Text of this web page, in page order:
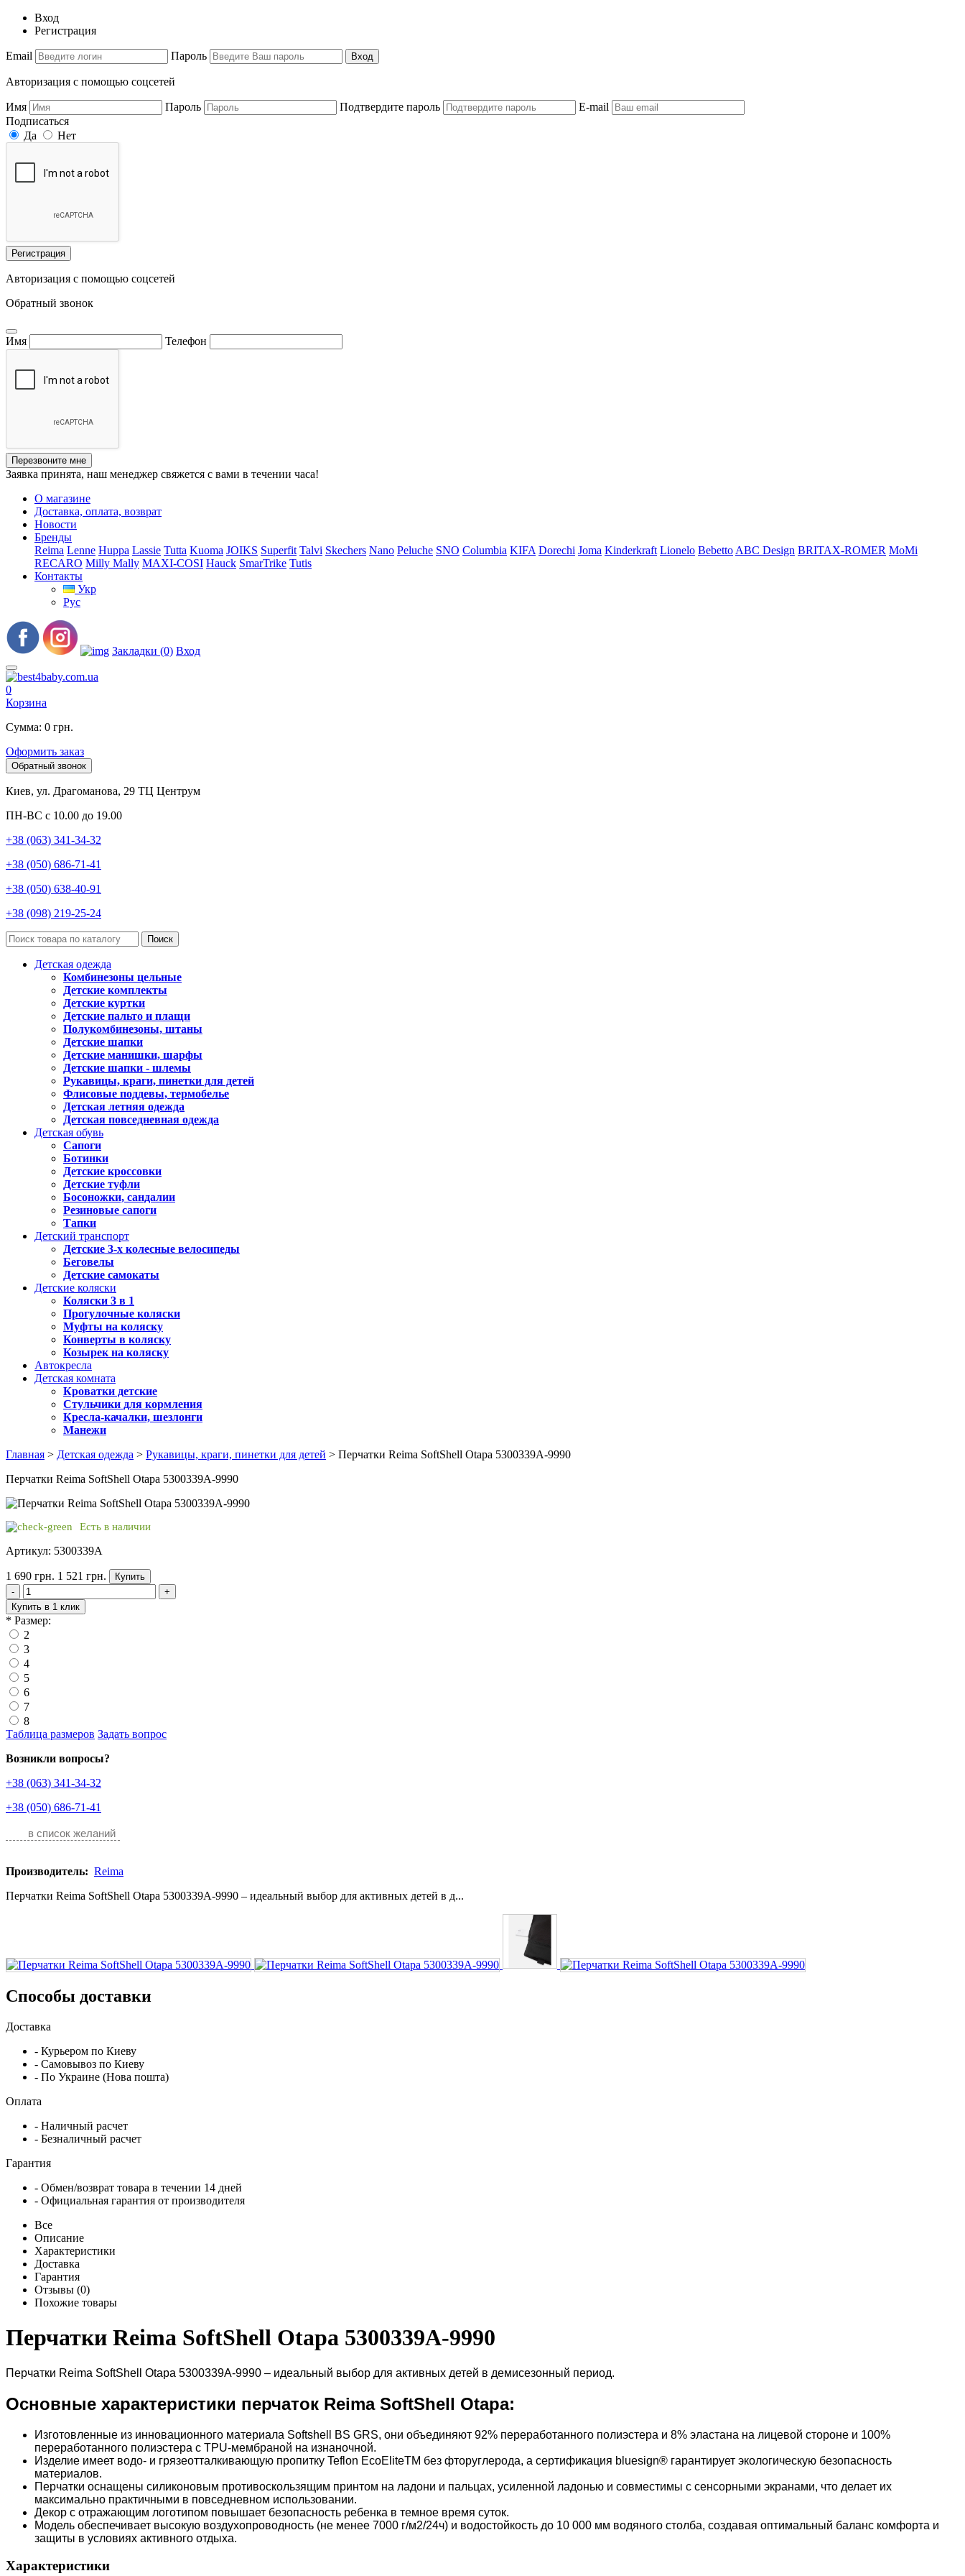
Вход
Регистрация
Email Пароль Вход
Авторизация с помощью соцсетей
Имя Пароль Подтвердите пароль
E-mail
Подписаться
Да
Нет
Регистрация
Авторизация с помощью соцсетей
Обратный звонок
Имя Телефон
Перезвоните мне
Заявка принята, наш менеджер свяжется с вами в течении часа!
О магазине
Доставка, оплата, возврат
Новости
Бренды
Reima Lenne Huppa Lassie Tutta Kuoma JOIKS Superfit Talvi Skechers Nano Peluche SNO Columbia KIFA Dorechi Joma Kinderkraft Lionelo Bebetto ABC Design BRITAX-ROMER MoMi
RECARO Milly Mally MAXI-COSI Hauck SmarTrike Tutis
Контакты
Укр
Рус
Закладки (0) Вход
0
Корзина
Сумма: 0 грн.
Оформить заказ
Обратный звонок
Киев, ул. Драгоманова, 29 ТЦ Центрум
ПН-ВС с 10.00 до 19.00
+38 (063) 341-34-32
+38 (050) 686-71-41
+38 (050) 638-40-91
+38 (098) 219-25-24
Поиск
Детская одежда
Комбинезоны цельные
Детские комплекты
Детские куртки
Детские пальто и плащи
Полукомбинезоны, штаны
Детские шапки
Детские манишки, шарфы
Детские шапки - шлемы
Рукавицы, краги, пинетки для детей
Флисовые поддевы, термобелье
Детская летняя одежда
Детская повседневная одежда
Детская обувь
Сапоги
Ботинки
Детские кроссовки
Детские туфли
Босоножки, сандалии
Резиновые сапоги
Тапки
Детский транспорт
Детские 3-х колесные велосипеды
Беговелы
Детские самокаты
Детские коляски
Коляски 3 в 1
Прогулочные коляски
Муфты на коляску
Конверты в коляску
Козырек на коляску
Автокресла
Детская комната
Кроватки детские
Стульчики для кормления
Кресла-качалки, шезлонги
Манежи
Главная > Детская одежда > Рукавицы, краги, пинетки для детей > Перчатки Reima SoftShell Otapa 5300339A-9990
Перчатки Reima SoftShell Otapa 5300339A-9990
Есть в наличии
Артикул: 5300339A
1 690 грн. 1 521 грн.
Купить
-
+
Купить в 1 клик
* Размер:
2
3
4
5
6
7
8
Таблица размеров Задать вопрос
Возникли вопросы?
+38 (063) 341-34-32
+38 (050) 686-71-41
в список желаний
Производитель: Reima
Перчатки Reima SoftShell Otapa 5300339A-9990 – идеальный выбор для активных детей в д...
Способы доставки
Доставка
- Курьером по Киеву
- Самовывоз по Киеву
- По Украине (Нова пошта)
Оплата
- Наличный расчет
- Безналичный расчет
Гарантия
- Обмен/возврат товара в течении 14 дней
- Официальная гарантия от производителя
Все
Описание
Характеристики
Доставка
Гарантия
Отзывы (0)
Похожие товары
Перчатки Reima SoftShell Otapa 5300339A-9990
Перчатки Reima SoftShell Otapa 5300339A-9990 – идеальный выбор для активных детей в демисезонный период.
Основные характеристики перчаток Reima SoftShell Otapa:
Изготовленные из инновационного материала Softshell BS GRS, они объединяют 92% переработанного полиэстера и 8% эластана на лицевой стороне и 100%
переработанного полиэстера с TPU-мембраной на изнаночной.
Изделие имеет водо- и грязеотталкивающую пропитку Teflon EcoEliteTM без фторуглерода, а сертификация bluesign® гарантирует экологическую безопасность
материалов.
Перчатки оснащены силиконовым противоскользящим принтом на ладони и пальцах, усиленной ладонью и совместимы с сенсорными экранами, что делает их
максимально практичными в повседневном использовании.
Декор с отражающим логотипом повышает безопасность ребенка в темное время суток.
Модель обеспечивает высокую воздухопроводность (не менее 7000 г/м2/24ч) и водостойкость до 10 000 мм водяного столба, создавая оптимальный баланс комфорта и
защиты в условиях активного отдыха.
Характеристики